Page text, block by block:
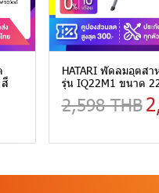
HATARI พัดลมอุตสา
รุ่น IQ22M1 ขนาด
2,598 THB